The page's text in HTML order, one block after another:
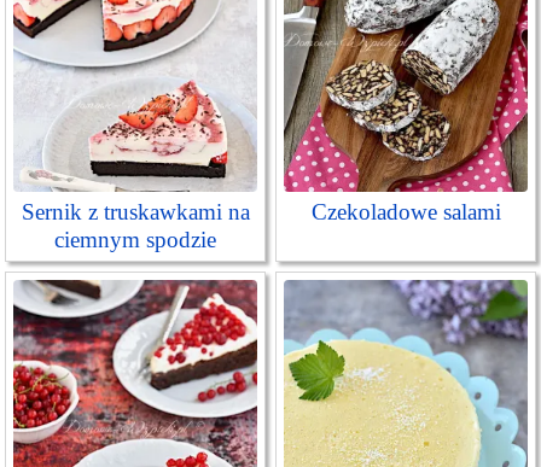
Sernik z truskawkami na
ciemnym spodzie
Czekoladowe salami